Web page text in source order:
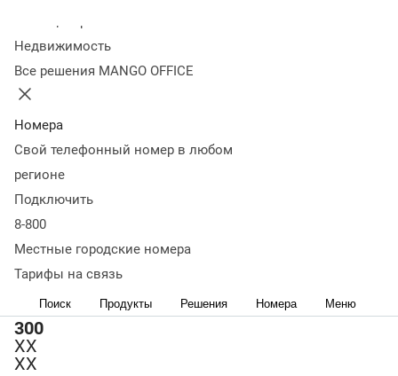
Недвижимость
Все решения MANGO OFFICE
Номера
Свой телефонный номер в любом
регионе
Подключить
8-800
Местные городские номера
Тарифы на связь
Поиск Продукты Решения Номера Меню
Обычный
ПодключениеАбонентская
8
800
350
ХХ
ХХ
800
300
ХХ
ХХ
2200 1250
Выбрать номер